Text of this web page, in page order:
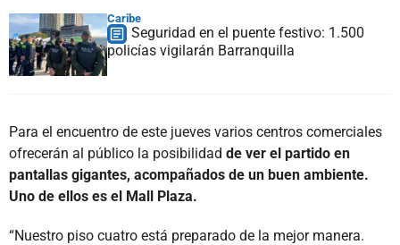
Caribe
Seguridad en el puente festivo: 1.500
policías vigilarán Barranquilla
Para el encuentro de este jueves varios centros comerciales
ofrecerán al público la posibilidad de ver el partido en
pantallas gigantes, acompañados de un buen ambiente.
Uno de ellos es el Mall Plaza.
“Nuestro piso cuatro está preparado de la mejor manera.